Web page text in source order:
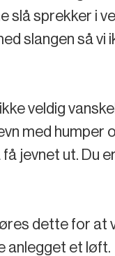
slå sprekker i
slangen så
veldig
med humper
jevnet ut. Du
dette for at
anlegget et løft.